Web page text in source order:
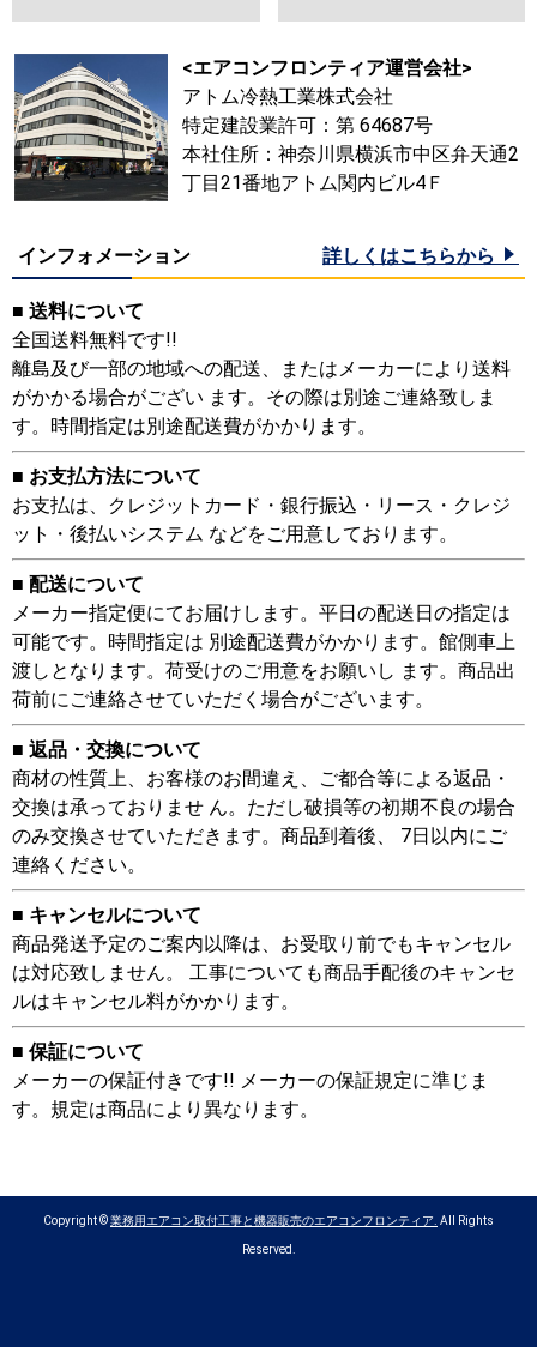
<エアコンフロンティア運営会社>
アトム冷熱工業株式会社
特定建設業許可：第 64687号
本社住所：神奈川県横浜市中区弁天通2
丁目21番地アトム関内ビル4Ｆ
インフォメーション 詳しくはこちらから
■ 送料について
全国送料無料です!!
離島及び一部の地域への配送、またはメーカーにより送料
がかかる場合がござい ます。その際は別途ご連絡致しま
す。時間指定は別途配送費がかかります。
■ お支払方法について
お支払は、クレジットカード・銀行振込・リース・クレジ
ット・後払いシステム などをご用意しております。
■ 配送について
メーカー指定便にてお届けします。平日の配送日の指定は
可能です。時間指定は 別途配送費がかかります。館側車上
渡しとなります。荷受けのご用意をお願いし ます。商品出
荷前にご連絡させていただく場合がございます。
■ 返品・交換について
商材の性質上、お客様のお間違え、ご都合等による返品・
交換は承っておりませ ん。ただし破損等の初期不良の場合
のみ交換させていただきます。商品到着後、 7日以内にご
連絡ください。
■ キャンセルについて
商品発送予定のご案内以降は、お受取り前でもキャンセル
は対応致しません。 工事についても商品手配後のキャンセ
ルはキャンセル料がかかります。
■ 保証について
メーカーの保証付きです!! メーカーの保証規定に準じま
す。規定は商品により異なります。
Copyright ©業務用エアコン取付工事と機器販売のエアコンフロンティア. All Rights
Reserved.